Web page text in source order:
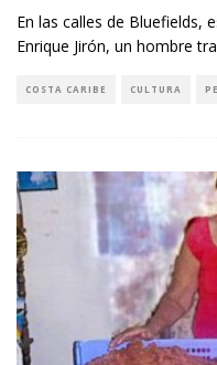
En las calles de Bluefields,
Enrique Jirón, un hombre
COSTA CARIBE CULTURA